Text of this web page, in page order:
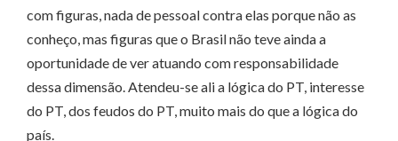
com figuras, nada de pessoal contra elas porque não as
conheço, mas figuras que o Brasil não teve ainda a
oportunidade de ver atuando com responsabilidade
dessa dimensão. Atendeu-se ali a lógica do PT, interesse
do PT, dos feudos do PT, muito mais do que a lógica do
país.